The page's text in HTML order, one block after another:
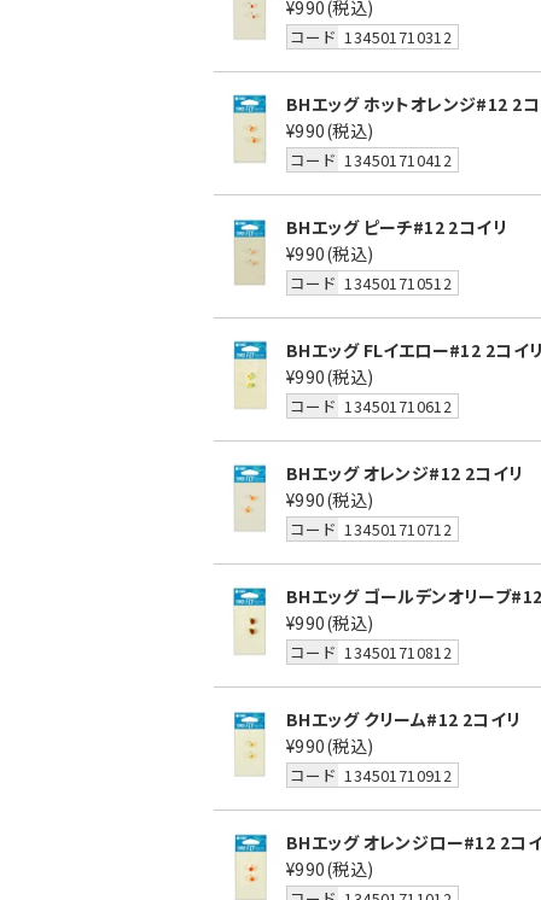
¥990(税込)
コード 134501710312
BHエッグ ホットオレンジ#12 2コ
¥990(税込)
コード 134501710412
BHエッグ ピーチ#12 2コイリ
¥990(税込)
コード 134501710512
BHエッグ FLイエロー#12 2コイリ
¥990(税込)
コード 134501710612
BHエッグ オレンジ#12 2コイリ
¥990(税込)
コード 134501710712
BHエッグ ゴールデンオリーブ
¥990(税込)
コード 134501710812
BHエッグ クリーム#12 2コイリ
¥990(税込)
コード 134501710912
BHエッグ オレンジロー#12 2コ
¥990(税込)